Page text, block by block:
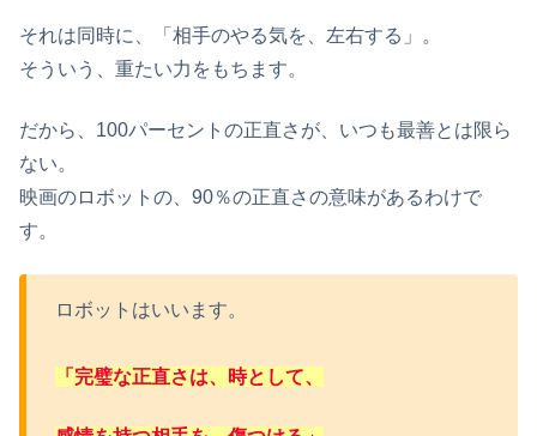
それは同時に、「相手のやる気を、左右する」。
そういう、重たい力をもちます。
だから、100パーセントの正直さが、いつも最善とは限ら
ない。
映画のロボットの、90％の正直さの意味があるわけで
す。
ロボットはいいます。
「完璧な正直さは、時として、